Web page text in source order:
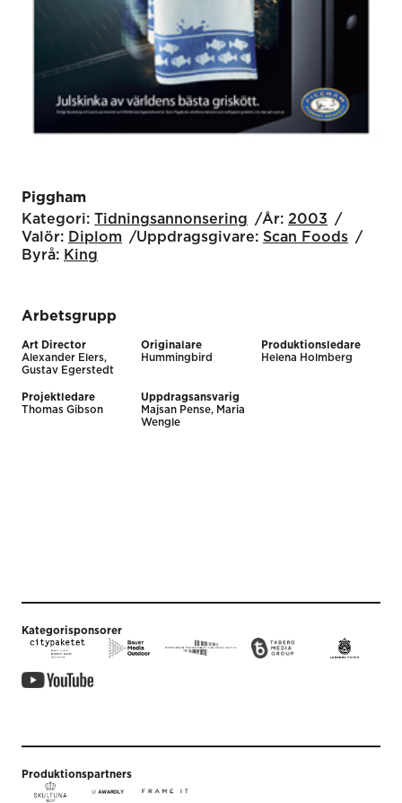
Piggham
Kategori: Tidnings­annonsering År: 2003
Valör: Diplom Uppdragsgivare: Scan Foods
Byrå: King
Arbetsgrupp
Art Director
Alexander Elers,
Gustav Egerstedt
Originalare
Hummingbird
Produktionsledare
Helena Holmberg
Projektledare
Thomas Gibson
Uppdragsansvarig
Majsan Pense, Maria
Wengle
Kategorisponsorer
Produktionspartners